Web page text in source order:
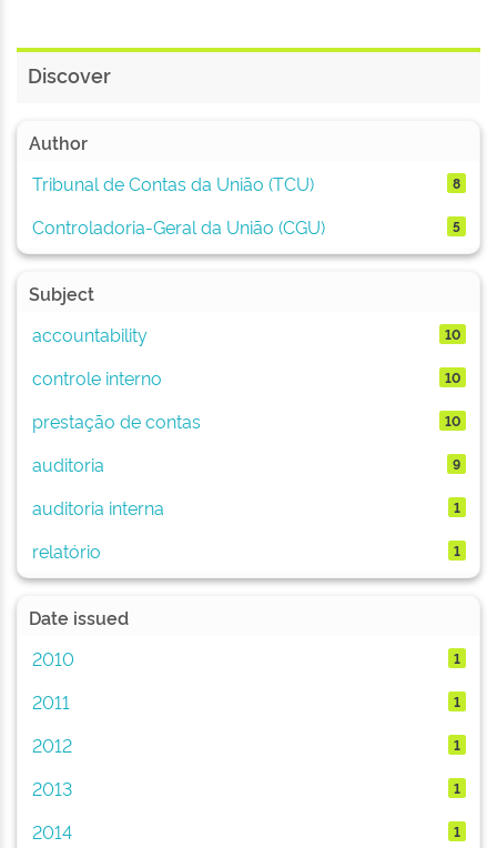
Discover
Author
Tribunal de Contas da União (TCU)
8
Controladoria-Geral da União (CGU) 5
Subject
accountability
10
controle interno 10
prestação de contas 10
auditoria 9
auditoria interna 1
relatório 1
Date issued
2010
1
2011 1
2012 1
2013 1
2014 1